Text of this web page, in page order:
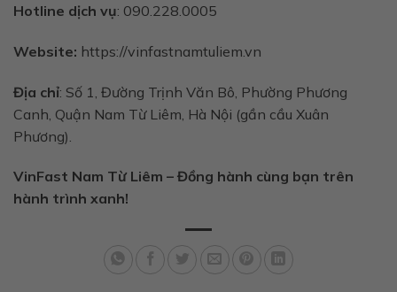
Hotline dịch vụ: 090.228.0005
Website: https://vinfastnamtuliem.vn
Địa chỉ: Số 1, Đường Trịnh Văn Bô, Phường Phương
Canh, Quận Nam Từ Liêm, Hà Nội (gần cầu Xuân
Phương).
VinFast Nam Từ Liêm – Đồng hành cùng bạn trên
hành trình xanh!